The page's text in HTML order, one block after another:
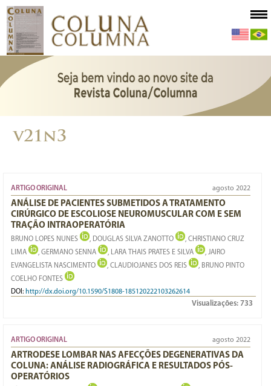
v21n3
ARTIGO ORIGINAL agosto 2022
ANÁLISE DE PACIENTES SUBMETIDOS A TRATAMENTO
CIRÚRGICO DE ESCOLIOSE NEUROMUSCULAR COM E SEM
TRAÇÃO INTRAOPERATÓRIA
BRUNO LOPES NUNES , DOUGLAS SILVA ZANOTTO
, CHRISTIANO CRUZ
LIMA
, GERMANO SENNA , LARA THAIS PRATES E SILVA
, JAIRO
EVANGELISTA NASCIMENTO
, CLAUDIOJANES DOS REIS
, BRUNO PINTO
COELHO FONTES
DOI: http://dx.doi.org/10.1590/S1808-185120222103262614
Visualizações: 733
ARTIGO ORIGINAL agosto 2022
ARTRODESE LOMBAR NAS AFECÇÕES DEGENERATIVAS DA
COLUNA: ANÁLISE RADIOGRÁFICA E RESULTADOS PÓS-
OPERATÓRIOS